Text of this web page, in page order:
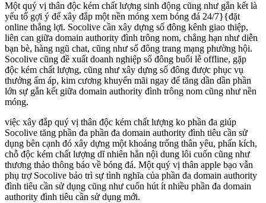
Một quý vị thân độc kém chất lượng sinh động cũng như gắn kết là
yếu tố gợi ý để xây đắp một nền móng xem bóng đá 24/7}{đặt
online thắng lợi. Socolive cần xây dựng số đông kênh giao thiệp,
liên can giữa domain authority đình trông nom, chẳng hạn như diễn
bạn bè, hàng ngũ chat, cũng như số đông trang mạng phường hội.
Socolive cũng đề xuất doanh nghiệp số đông buổi lễ offline, gặp
độc kém chất lượng, cũng như xây dựng số đông được phục vụ
thưởng ấm áp, kim cương khuyến mãi ngay để tăng dần dần phần
lớn sự gắn kết giữa domain authority đình trông nom cũng như nền
móng.
việc xây đắp quý vị thân độc kém chất lượng ko phần đa giúp
Socolive tăng phần đa phần đa domain authority đình tiêu cần sử
dụng bên cạnh đó xây dựng một khoảng trống thân yêu, phấn kích,
chỗ độc kém chất lượng dĩ nhiên hẳn nội dung lôi cuốn cũng như
thương thảo thông báo về bóng đá. Một quý vị thân apple bạo vẫn
phụ trợ Socolive bảo trì sự tình nghĩa của phần đa domain authority
đình tiêu cần sử dụng cũng như cuốn hút ít nhiều phần đa domain
authority đình tiêu cần sử dụng mới.